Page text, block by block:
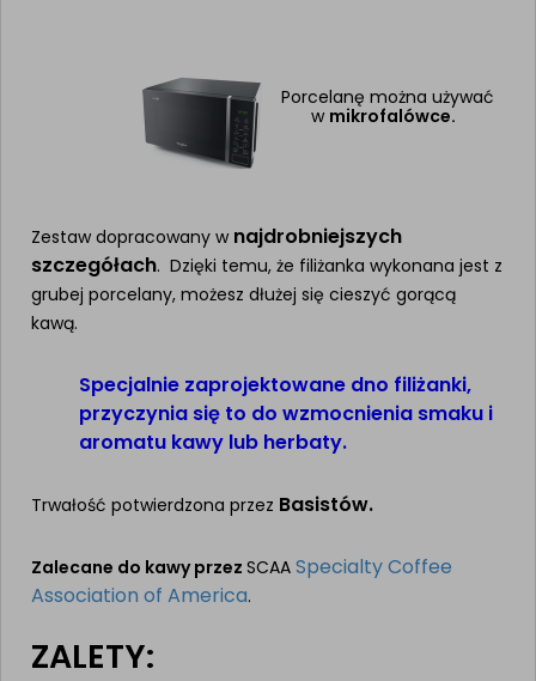
Porcelanę można używać
w mikrofalówce.
Zestaw dopracowany w najdrobniejszych
szczegółach. Dzięki temu, że filiżanka wykonana jest z
grubej porcelany, możesz dłużej się cieszyć gorącą
kawą.
Specjalnie zaprojektowane dno filiżanki,
przyczynia się to do wzmocnienia smaku i
aromatu kawy lub herbaty.
Trwałość potwierdzona przez Basistów.
Zalecane do kawy przez SCAA Specialty Coffee
Association of America.
ZALETY: